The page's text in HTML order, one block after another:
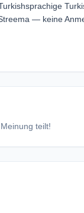
— keine
teilt!